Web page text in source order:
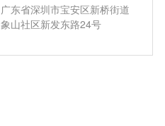
广东省深圳市宝安区新桥街道
象山社区新发东路24号